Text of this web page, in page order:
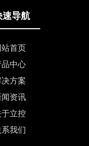
速导航
首页
中心
方案
资讯
立控
我们